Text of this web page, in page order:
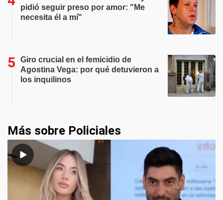
pidió seguir preso por amor: "Me
necesita él a mí"
Giro crucial en el femicidio de
Agostina Vega: por qué detuvieron a
los inquilinos
Más sobre Policiales